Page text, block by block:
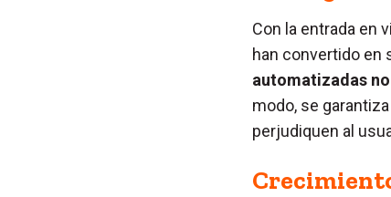
Con la entrada en
han convertido en
automatizadas
modo, se
perjudiquen al